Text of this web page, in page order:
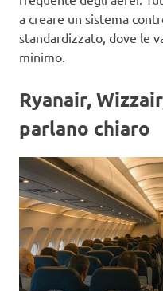
a creare un sistema
standardizzato, dove le
minimo.
Ryanair,
parlano chiaro